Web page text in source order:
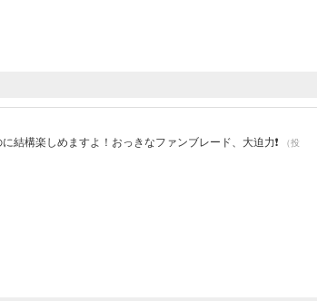
結構楽しめますよ！おっきなファンブレード、大迫力❗️
（投